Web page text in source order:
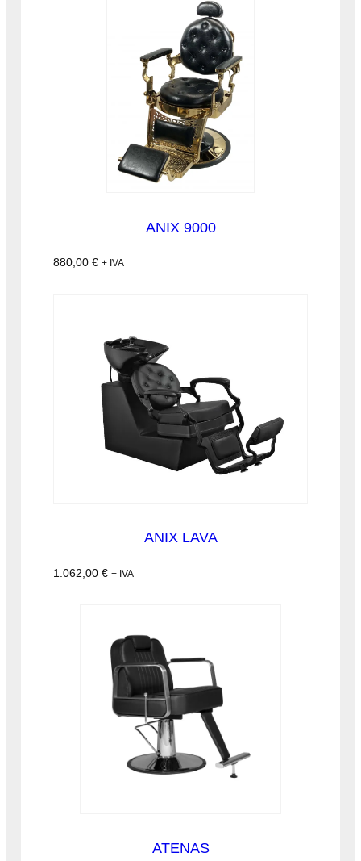
ANIX 9000
880,00 € + IVA
ANIX LAVA
1.062,00 € + IVA
ATENAS